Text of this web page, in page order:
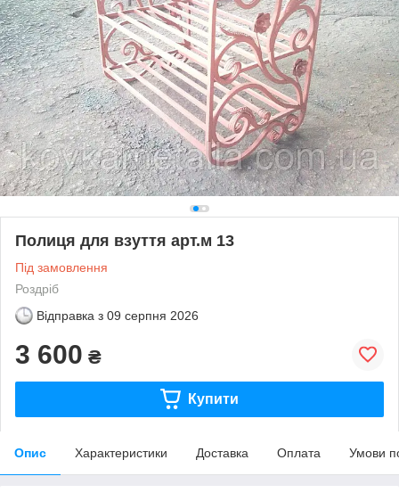
Полиця для взуття арт.м 13
Під замовлення
Роздріб
Відправка з 09 серпня 2026
3 600 ₴
Купити
Опис Характеристики Доставка Оплата Умови